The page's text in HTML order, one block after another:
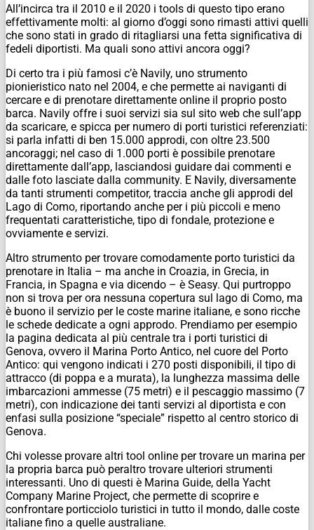
All’incirca tra il 2010 e il 2020 i tools di questo tipo erano
effettivamente molti: al giorno d’oggi sono rimasti attivi quelli
che sono stati in grado di ritagliarsi una fetta significativa di
fedeli diportisti. Ma quali sono attivi ancora oggi?
Di certo tra i più famosi c’è Navily, uno strumento
pionieristico nato nel 2004, e che permette ai naviganti di
cercare e di prenotare direttamente online il proprio posto
barca. Navily offre i suoi servizi sia sul sito web che sull’app
da scaricare, e spicca per numero di porti turistici referenziati:
si parla infatti di ben 15.000 approdi, con oltre 23.500
ancoraggi; nel caso di 1.000 porti è possibile prenotare
direttamente dall’app, lasciandosi guidare dai commenti e
dalle foto lasciate dalla community. E Navily, diversamente
da tanti strumenti competitor, traccia anche gli approdi del
Lago di Como, riportando anche per i più piccoli e meno
frequentati caratteristiche, tipo di fondale, protezione e
ovviamente e servizi.
Altro strumento per trovare comodamente porto turistici da
prenotare in Italia – ma anche in Croazia, in Grecia, in
Francia, in Spagna e via dicendo – è Seasy. Qui purtroppo
non si trova per ora nessuna copertura sul lago di Como, ma
è buono il servizio per le coste marine italiane, e sono ricche
le schede dedicate a ogni approdo. Prendiamo per esempio
la pagina dedicata al più centrale tra i porti turistici di
Genova, ovvero il Marina Porto Antico, nel cuore del Porto
Antico: qui vengono indicati i 270 posti disponibili, il tipo di
attracco (di poppa e a murata), la lunghezza massima delle
imbarcazioni ammesse (75 metri) e il pescaggio massimo (7
metri), con indicazione dei tanti servizi al diportista e con
enfasi sulla posizione “speciale” rispetto al centro storico di
Genova.
Chi volesse provare altri tool online per trovare un marina per
la propria barca può peraltro trovare ulteriori strumenti
interessanti. Uno di questi è Marina Guide, della Yacht
Company Marine Project, che permette di scoprire e
confrontare porticciolo turistici in tutto il mondo, dalle coste
italiane fino a quelle australiane.